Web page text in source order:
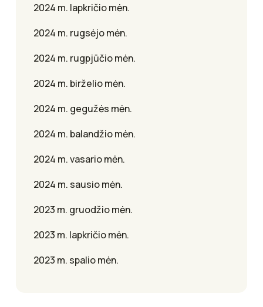
2024 m. lapkričio mėn.
2024 m. rugsėjo mėn.
2024 m. rugpjūčio mėn.
2024 m. birželio mėn.
2024 m. gegužės mėn.
2024 m. balandžio mėn.
2024 m. vasario mėn.
2024 m. sausio mėn.
2023 m. gruodžio mėn.
2023 m. lapkričio mėn.
2023 m. spalio mėn.